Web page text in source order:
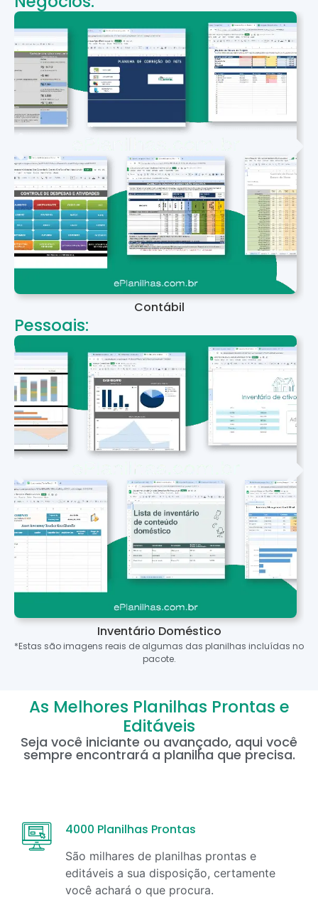
Contábil
Pessoais:
Inventário Doméstico
*Estas são imagens reais de algumas das planilhas incluídas no
pacote.
As Melhores Planilhas Prontas e
Editáveis
Seja você iniciante ou avançado, aqui você
sempre encontrará a planilha que precisa.
4000 Planilhas Prontas
São milhares de planilhas prontas e
editáveis a sua disposição, certamente
você achará o que procura.